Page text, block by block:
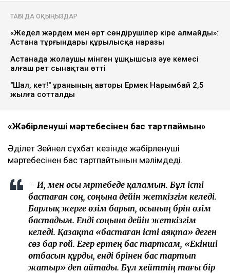
ТАҒЫ ДА ОҚЫҢЫЗДАР
«Жедел жәрдем мен өрт сөндірушілер кіре алмайды»:
Астана тұрғындары құрылысқа наразы
Астанада жолаушы мінген ұшқышсыз әуе кемесі
алғаш рет сынақтан өтті
"Шал, кет!" ұранының авторы Ермек Нарымбай 2,5
жылға сотталды
«Жәбірленуші мәртебесінен бас тартпаймын»
Әділет Зейнел сұхбат кезінде жәбірленуші
мәртебесінен бас тартпайтынын мәлімдеді.
– Иә, мен осы мәртебеде қаламын. Бұл істі
бастаған соң, соңына дейін жеткізгім келеді.
Барлық жерге өзім барып, осының бәрін өзім
бастадым. Енді соңына дейін жеткізгім
келеді. Қазақта «бастаған істі аяқта» деген
сөз бар ғой. Егер ертең бас тартсам, «Екінші
отбасын құрды, енді бәрінен бас тартып
жатыр» деп айтады. Бұл хейттің тағы бір